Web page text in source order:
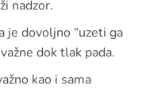
nadzor.
je dovoljno “uzeti ga
dok tlak pada.
kao i sama